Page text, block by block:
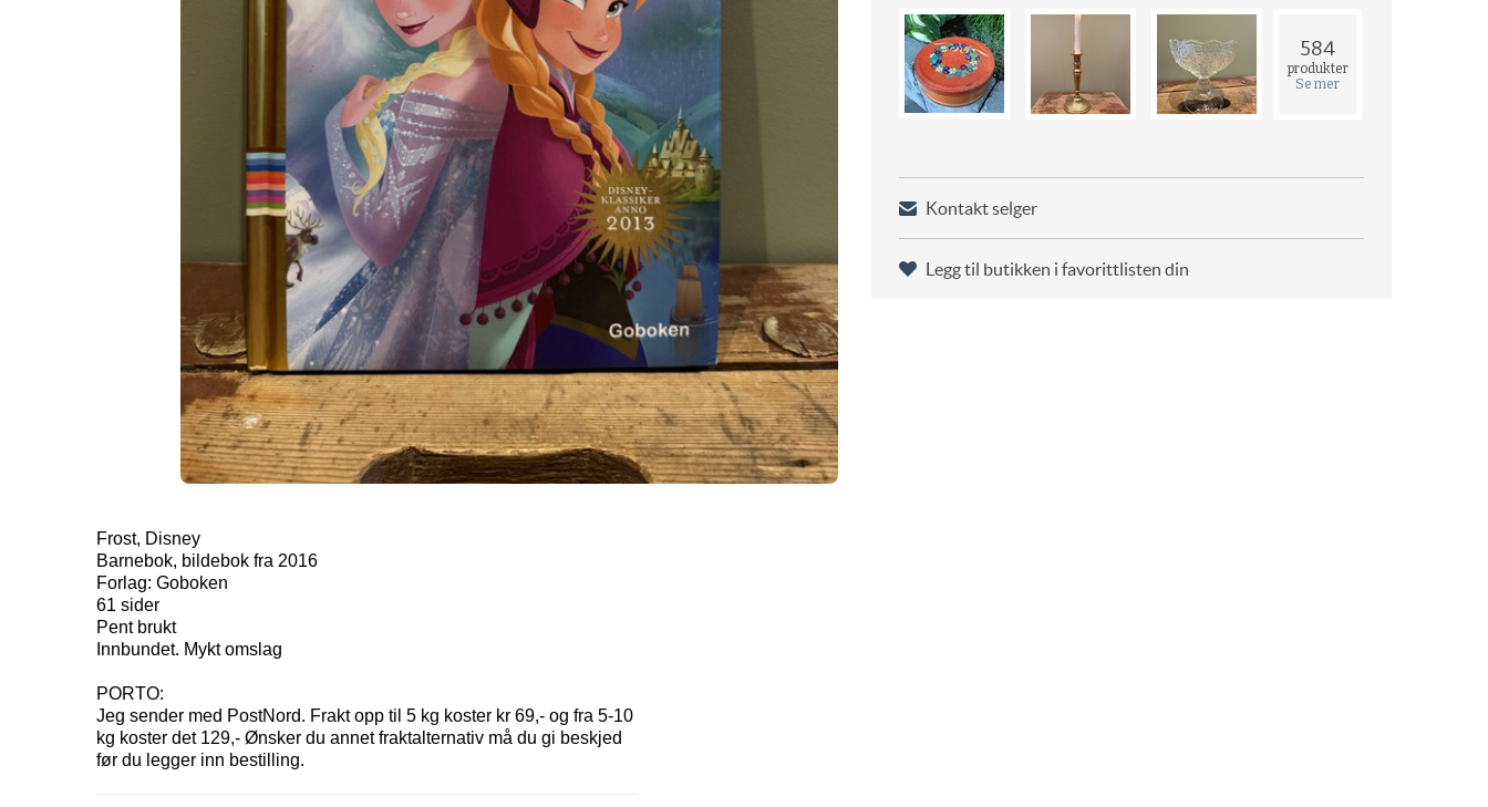
Frost, Disney
Barnebok, bildebok fra 2016
Forlag: Goboken
61 sider
Pent brukt
Innbundet. Mykt omslag
PORTO:
Jeg sender med PostNord. Frakt opp til 5 kg koster kr 69,- og fra 5-10
kg koster det 129,- Ønsker du annet fraktalternativ må du gi beskjed
før du legger inn bestilling.
584
produkter
Se mer
Kontakt selger
Legg til butikken i favorittlisten din